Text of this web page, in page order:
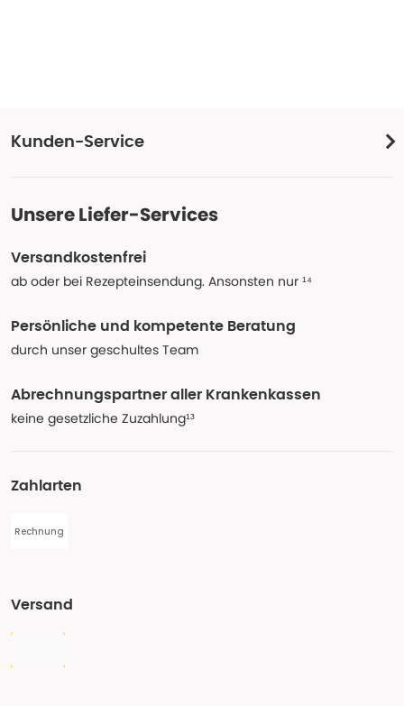
Kunden-Service
Unsere Liefer-Services
Versandkostenfrei
ab oder bei Rezepteinsendung. Ansonsten nur ¹⁴
Persönliche und kompetente Beratung
durch unser geschultes Team
Abrechnungspartner aller Krankenkassen
keine gesetzliche Zuzahlung¹³
Zahlarten
Rechnung
Versand